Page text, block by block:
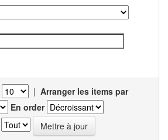
| Arranger les items par
En order